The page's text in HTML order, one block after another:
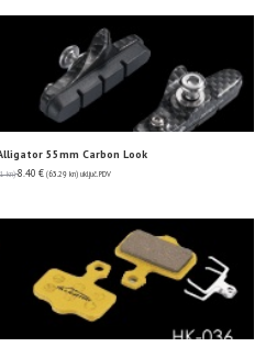
55mm Carbon Look
kn) 8.40 € (63.29 kn) uključ. PDV